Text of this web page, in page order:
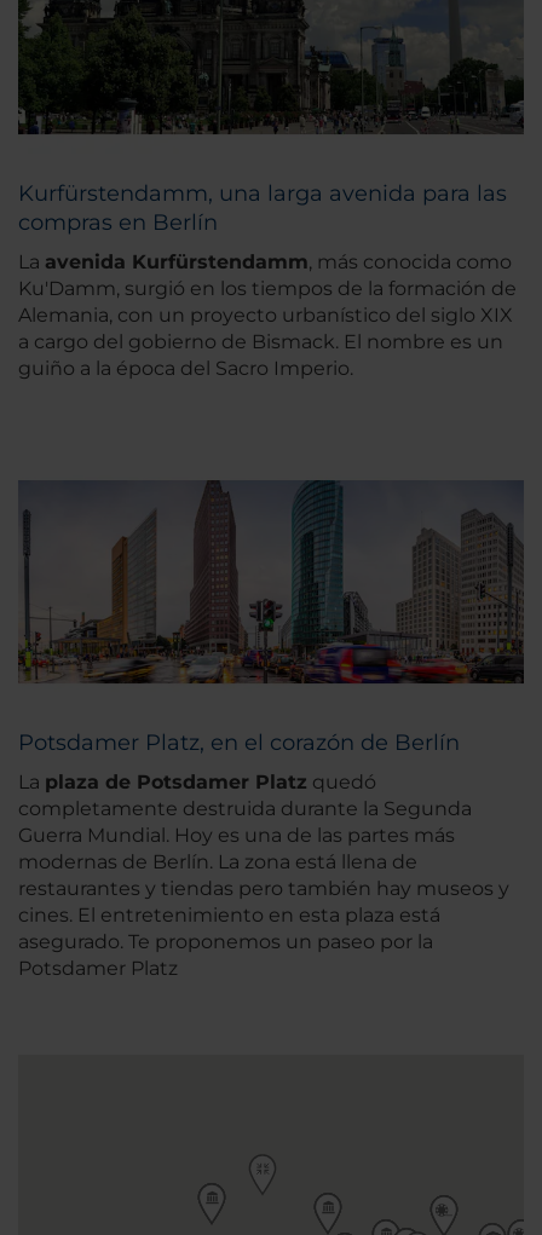
Kurfürstendamm, una larga avenida para las
compras en Berlín
La avenida Kurfürstendamm, más conocida como
Ku'Damm, surgió en los tiempos de la formación de
Alemania, con un proyecto urbanístico del siglo XIX
a cargo del gobierno de Bismack. El nombre es un
guiño a la época del Sacro Imperio.
Potsdamer Platz, en el corazón de Berlín
La plaza de Potsdamer Platz quedó
completamente destruida durante la Segunda
Guerra Mundial. Hoy es una de las partes más
modernas de Berlín. La zona está llena de
restaurantes y tiendas pero también hay museos y
cines. El entretenimiento en esta plaza está
asegurado. Te proponemos un paseo por la
Potsdamer Platz